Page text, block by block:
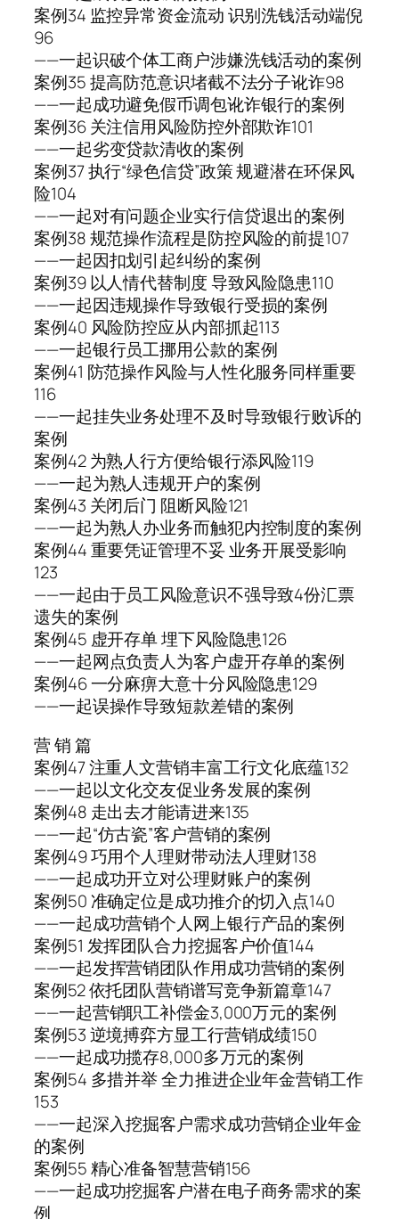
案例34 监控异常资金流动 识别洗钱活动端倪
96
——一起识破个体工商户涉嫌洗钱活动的案例
案例35 提高防范意识堵截不法分子讹诈98
——一起成功避免假币调包讹诈银行的案例
案例36 关注信用风险防控外部欺诈101
——一起劣变贷款清收的案例
案例37 执行“绿色信贷”政策 规避潜在环保风
险104
——一起对有问题企业实行信贷退出的案例
案例38 规范操作流程是防控风险的前提107
——一起因扣划引起纠纷的案例
案例39 以人情代替制度 导致风险隐患110
——一起因违规操作导致银行受损的案例
案例40 风险防控应从内部抓起113
——一起银行员工挪用公款的案例
案例41 防范操作风险与人性化服务同样重要
116
——一起挂失业务处理不及时导致银行败诉的
案例
案例42 为熟人行方便给银行添风险119
——一起为熟人违规开户的案例
案例43 关闭后门 阻断风险121
——一起为熟人办业务而触犯内控制度的案例
案例44 重要凭证管理不妥 业务开展受影响
123
——一起由于员工风险意识不强导致4份汇票
遗失的案例
案例45 虚开存单 埋下风险隐患126
——一起网点负责人为客户虚开存单的案例
案例46 一分麻痹大意十分风险隐患129
——一起误操作导致短款差错的案例
营 销 篇
案例47 注重人文营销丰富工行文化底蕴132
——一起以文化交友促业务发展的案例
案例48 走出去才能请进来135
——一起“仿古瓷”客户营销的案例
案例49 巧用个人理财带动法人理财138
——一起成功开立对公理财账户的案例
案例50 准确定位是成功推介的切入点140
——一起成功营销个人网上银行产品的案例
案例51 发挥团队合力挖掘客户价值144
——一起发挥营销团队作用成功营销的案例
案例52 依托团队营销谱写竞争新篇章147
——一起营销职工补偿金3,000万元的案例
案例53 逆境搏弈方显工行营销成绩150
——一起成功揽存8,000多万元的案例
案例54 多措并举 全力推进企业年金营销工作
153
——一起深入挖掘客户需求成功营销企业年金
的案例
案例55 精心准备智慧营销156
——一起成功挖掘客户潜在电子商务需求的案
例